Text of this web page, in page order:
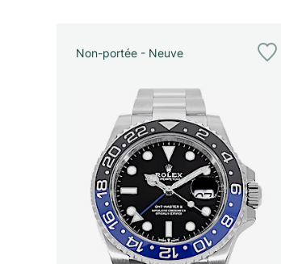
Non-portée - Neuve